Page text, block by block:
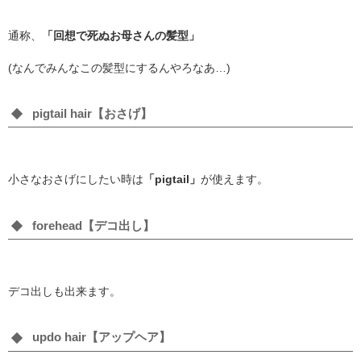
通称、 「回想で死ぬお母さんの髪型」
(なんでみんなこの髪型にするんやろなあ…)
pigtail hair【おさげ】
小さなおさげにしたい時は 「pigtail」 が使えます。
forehead【デコ出し】
デコ出しも出来ます。
updo hair【アップヘア】